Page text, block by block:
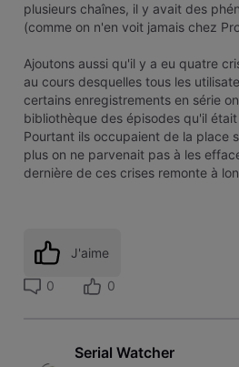
plusieurs chaînes, il y avait des
(comme on n'en voit jamais chez
Ajoutons aussi qu'il y a eu quatre
au cours desquelles tous les
certains enregistrements en série
bibliothèque des épisodes qu'il
Pourtant ils occupaient de la place
plus on ne parvenait pas à les
dernière de ces crises remonte à
J'aime
0 0
Serial Watcher